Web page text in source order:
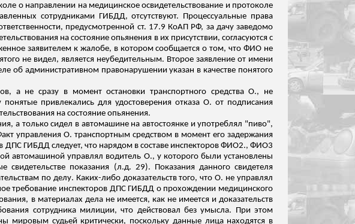
о направлении на медицинское освидетельствование и протоколе
сотрудниками ГИБДД, отсутствуют. Процессуальные права
предусмотренной ст. 17.9 КоАП РФ, за дачу заведомо
на состояние опьянения в их присутствии, согласуются с
заявителем к жалобе, в котором сообщается о том, что ФИО не
не видел, является неубедительным. Второе заявление от имени
об административном правонарушении указан в качестве понятого
а не сразу в момент остановки транспортного средства О., не
привлекались для удостоверения отказа О. от подписания
на состояние опьянения.
а только сидел в автомашине на автостоянке и употреблял "пиво",
управления О. транспортным средством в момент его задержания
ДПС ГИБДД следует, что нарядом в составе инспекторов ФИО2., ФИО3
автомашиной управлял водитель О., у которого были установлены
свидетельстве показания (л.д. 29). Показания данного свидетеля
по делу. Каких-либо доказательств того, что О. не управлял
требование инспекторов ДПС ГИБДД о прохождении медицинского
в материалах дела не имеется, как не имеется и доказательств
сотрудника милиции, что действовал без умысла. При этом
мировым судьей критически, поскольку данные лица находятся в